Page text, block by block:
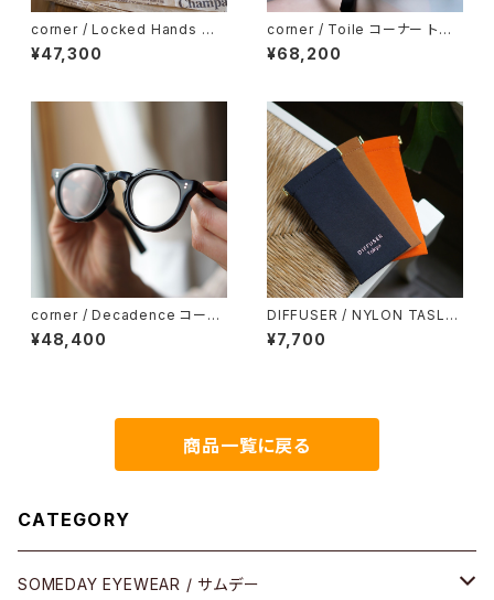
corner / Locked Hands コ
ーナー ロックドハンズ <orner
¥47,300
corner / Toile コーナー トワ
ル <orner
¥68,200
corner / Decadence コーナ
ー デカダンス <orner
¥48,400
DIFFUSER / NYLON TASLA
N SOFT EYEWEAR CASE メ
ガネケース
¥7,700
商品一覧に戻る
CATEGORY
SOMEDAY EYEWEAR / サムデー